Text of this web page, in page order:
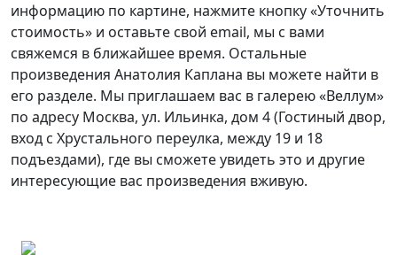
информацию по картине, нажмите кнопку «Уточнить
стоимость» и оставьте свой email, мы с вами
свяжемся в ближайшее время. Остальные
произведения Анатолия Каплана вы можете найти в
его разделе. Мы приглашаем вас в галерею «Веллум»
по адресу Москва, ул. Ильинка, дом 4 (Гостиный двор,
вход с Хрустального переулка, между 19 и 18
подъездами), где вы сможете увидеть это и другие
интересующие вас произведения вживую.